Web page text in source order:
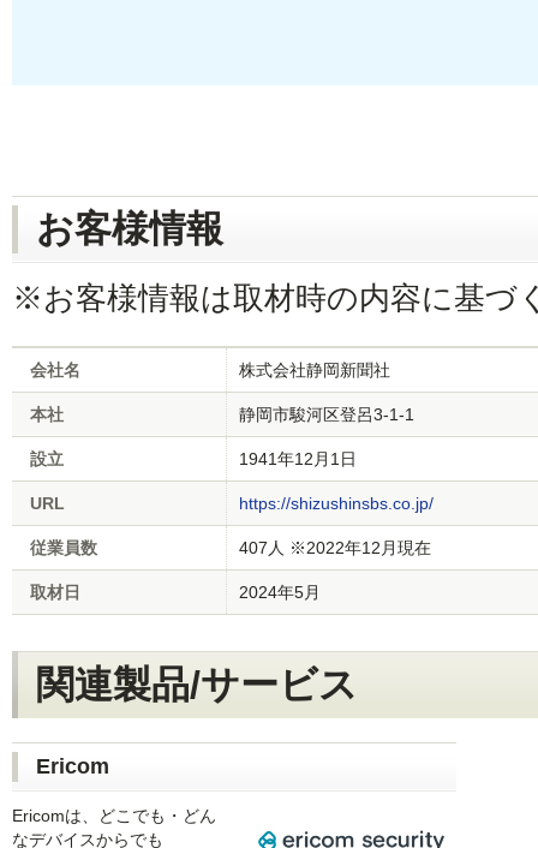
お客様情報
※お客様情報は取材時の内容に基づ
会社名 株式会社静岡新聞社
本社 静岡市駿河区登呂3-1-1
設立 1941年12月1日
URL https://shizushinsbs.co.jp/
従業員数 407人 ※2022年12月現在
取材日 2024年5月
関連製品/サービス
Ericom
Ericomは、どこでも・どん
なデバイスからでも